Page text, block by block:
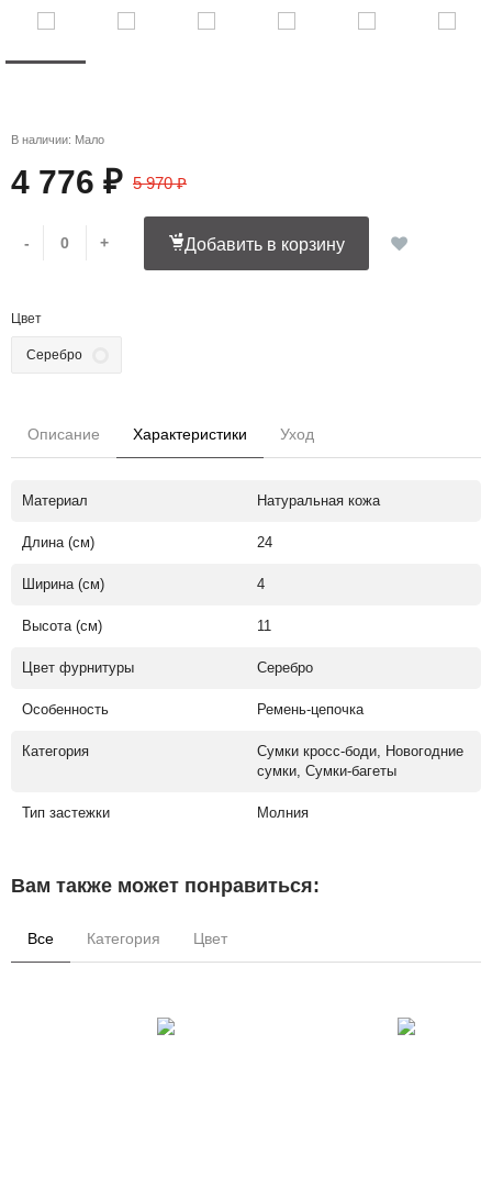
В наличии: Мало
4 776 ₽ 5 970 ₽
- + Добавить в корзину
Цвет
Серебро
Описание Характеристики Уход
Материал Натуральная кожа
Длина (см) 24
Ширина (см) 4
Высота (см) 11
Цвет фурнитуры Серебро
Особенность Ремень-цепочка
Категория
Сумки кросс-боди, Новогодние
сумки, Сумки-багеты
Тип застежки Молния
Вам также может понравиться:
Все Категория Цвет